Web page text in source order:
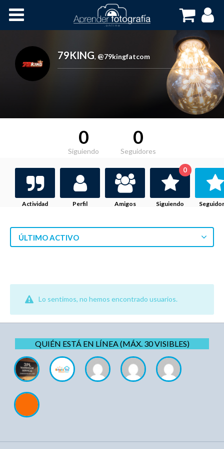
Cursos OnLine
79KING, @79kingfatcom
0
Siguiendo
0
Seguidores
Actividad Perfil Amigos Siguiendo
0
ÚLTIMO ACTIVO
Lo sentimos, no hemos encontrado usuarios.
QUIÉN ESTÁ EN LÍNEA (MÁX. 30 VISIBLES)